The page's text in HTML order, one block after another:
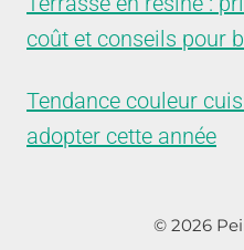
coût et conseils pour
Tendance couleur
adopter cette année
© 2026